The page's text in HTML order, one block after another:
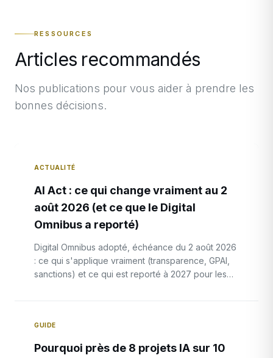
RESSOURCES
Articles recommandés
Nos publications pour vous aider à prendre les
bonnes décisions.
ACTUALITÉ
AI Act : ce qui change vraiment au 2
août 2026 (et ce que le Digital
Omnibus a reporté)
Digital Omnibus adopté, échéance du 2 août 2026
: ce qui s'applique vraiment (transparence, GPAI,
sanctions) et ce qui est reporté à 2027 pour les
GUIDE
Pourquoi près de 8 projets IA sur 10